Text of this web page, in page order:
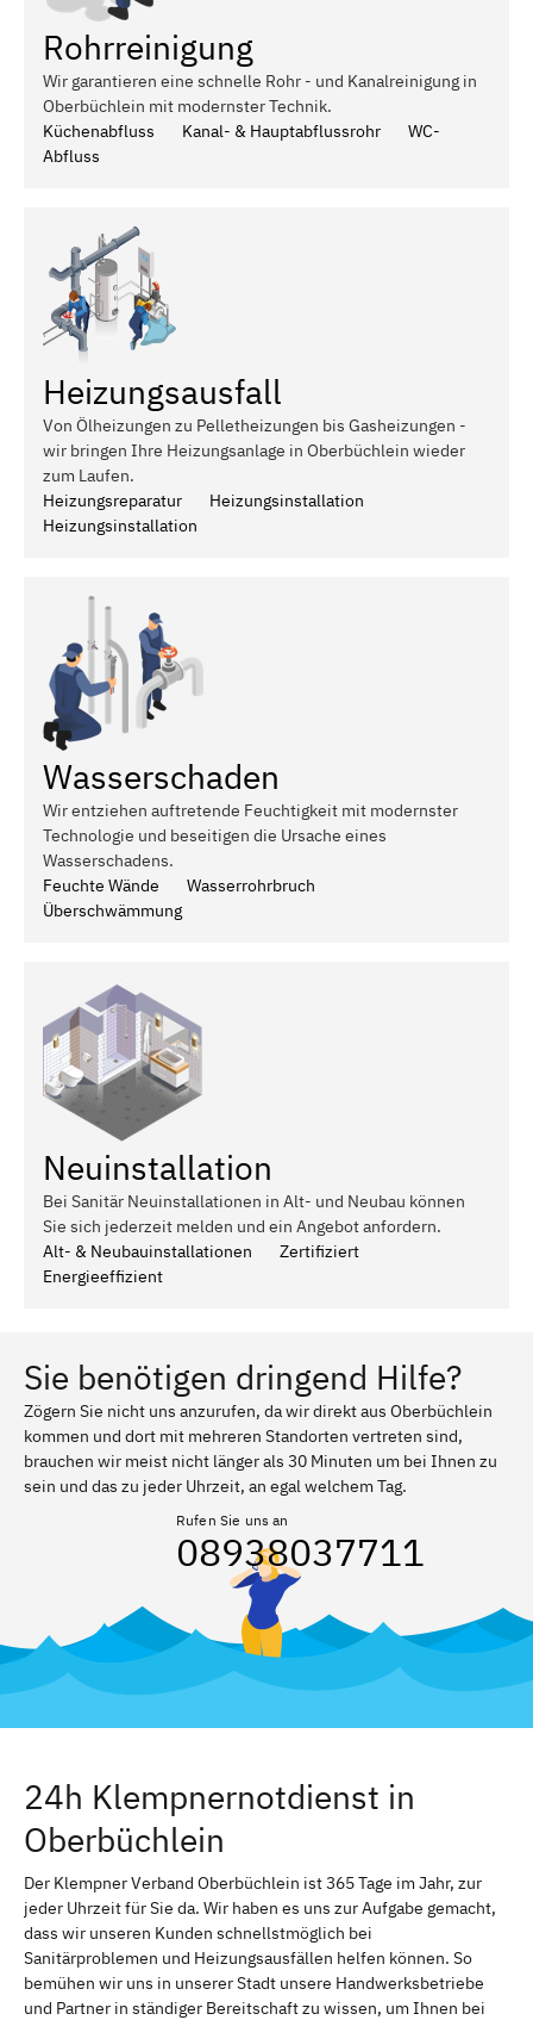
Rohrreinigung
Wir garantieren eine schnelle Rohr - und Kanalreinigung in
Oberbüchlein mit modernster Technik.
Küchenabfluss
Kanal- & Hauptabflussrohr
WC-
Abfluss
Heizungsausfall
Von Ölheizungen zu Pelletheizungen bis Gasheizungen -
wir bringen Ihre Heizungsanlage in Oberbüchlein wieder
zum Laufen.
Heizungsreparatur
Heizungsinstallation
Heizungsinstallation
Wasserschaden
Wir entziehen auftretende Feuchtigkeit mit modernster
Technologie und beseitigen die Ursache eines
Wasserschadens.
Feuchte Wände
Wasserrohrbruch
Überschwämmung
Neuinstallation
Bei Sanitär Neuinstallationen in Alt- und Neubau können
Sie sich jederzeit melden und ein Angebot anfordern.
Alt- & Neubauinstallationen
Zertifiziert
Energieeffizient
Sie benötigen dringend Hilfe?
Zögern Sie nicht uns anzurufen, da wir direkt aus Oberbüchlein
kommen und dort mit mehreren Standorten vertreten sind,
brauchen wir meist nicht länger als 30 Minuten um bei Ihnen zu
sein und das zu jeder Uhrzeit, an egal welchem Tag.
Rufen Sie uns an
08938037711
24h Klempnernotdienst in
Oberbüchlein
Der Klempner Verband Oberbüchlein ist 365 Tage im Jahr, zur
jeder Uhrzeit für Sie da. Wir haben es uns zur Aufgabe gemacht,
dass wir unseren Kunden schnellstmöglich bei
Sanitärproblemen und Heizungsausfällen helfen können. So
bemühen wir uns in unserer Stadt unsere Handwerksbetriebe
und Partner in ständiger Bereitschaft zu wissen, um Ihnen bei